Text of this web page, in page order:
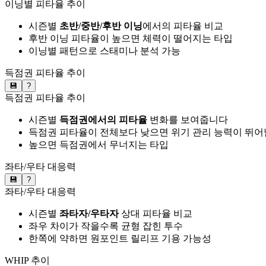
이닝별 피타율 추이
시즌별 초반/중반/후반 이닝에서의 피타율 비교
후반 이닝 피타율이 높으면 체력이 떨어지는 타입
이닝별 패턴으로 스태미나 분석 가능
득점권 피타율 추이
💾 ?
득점권 피타율 추이
시즌별 득점권에서의 피타율 변화를 보여줍니다
득점권 피타율이 전체보다 낮으면 위기 관리 능력이 뛰어
높으면 득점권에서 무너지는 타입
좌타/우타 대응력
💾 ?
좌타/우타 대응력
시즌별 좌타자/우타자상대 피타율 비교
좌우 차이가 작을수록 균형 잡힌 투수
한쪽에 약하면 원포인트 릴리프 기용 가능성
WHIP 추이